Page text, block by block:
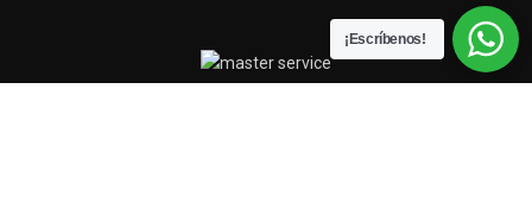
¡Escríbenos!